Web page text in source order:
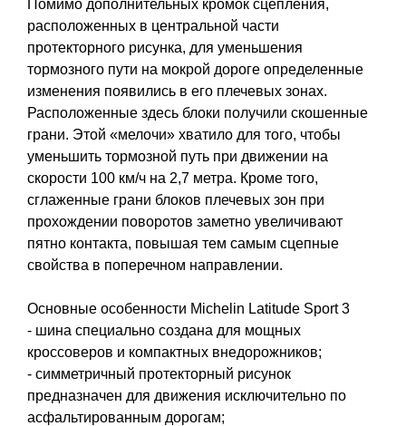
Помимо дополнительных кромок сцепления,
расположенных в центральной части
протекторного рисунка, для уменьшения
тормозного пути на мокрой дороге определенные
изменения появились в его плечевых зонах.
Расположенные здесь блоки получили скошенные
грани. Этой «мелочи» хватило для того, чтобы
уменьшить тормозной путь при движении на
скорости 100 км/ч на 2,7 метра. Кроме того,
сглаженные грани блоков плечевых зон при
прохождении поворотов заметно увеличивают
пятно контакта, повышая тем самым сцепные
свойства в поперечном направлении.
Основные особенности Michelin Latitude Sport 3
- шина специально создана для мощных
кроссоверов и компактных внедорожников;
- симметричный протекторный рисунок
предназначен для движения исключительно по
асфальтированным дорогам;